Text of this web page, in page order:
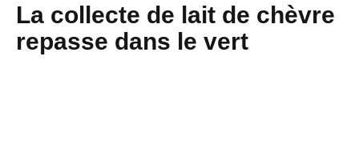
La collecte de lait de chèvre
repasse dans le vert